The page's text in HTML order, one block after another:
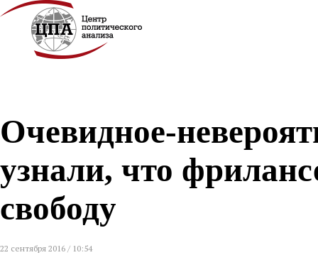
Очевидное-
узнали, что
свободу
22 сентября 2016 / 10:54